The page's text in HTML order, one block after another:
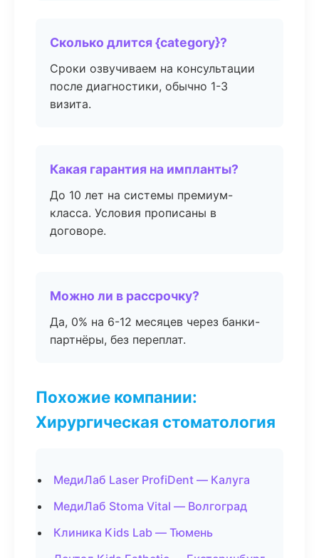
Сколько длится {category}?
Сроки озвучиваем на консультации
после диагностики, обычно 1-3
визита.
Какая гарантия на импланты?
До 10 лет на системы премиум-
класса. Условия прописаны в
договоре.
Можно ли в рассрочку?
Да, 0% на 6-12 месяцев через банки-
партнёры, без переплат.
Похожие компании:
Хирургическая стоматология
МедиЛаб Laser ProfiDent — Калуга
МедиЛаб Stoma Vital — Волгоград
Клиника Kids Lab — Тюмень